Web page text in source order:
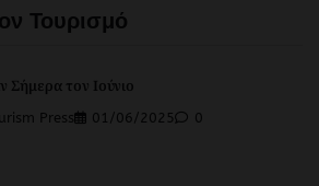
Τουρισμό
Σήμερα τον Ιούνιο
Press 01/06/2025 0